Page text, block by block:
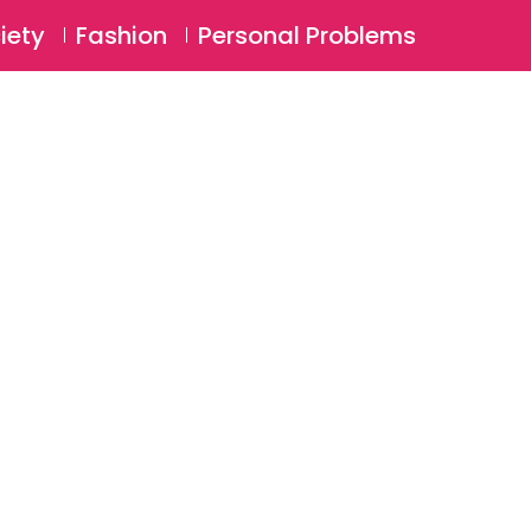
Login ⚲
Fashion Personal Problems